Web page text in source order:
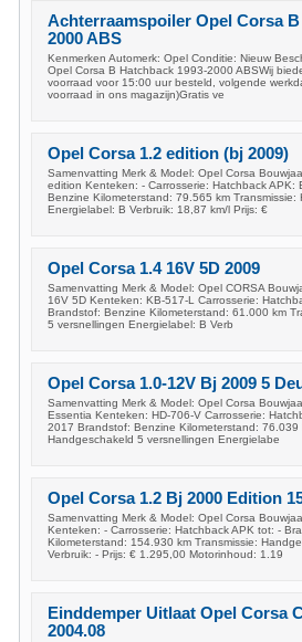
Achterraamspoiler Opel Corsa B
2000 ABS
Kenmerken Automerk: Opel Conditie: Nieuw
Opel Corsa B Hatchback 1993-2000 ABSWij
voorraad voor 15:00 uur besteld, volgende
voorraad in ons magazijn)Gratis ve
Opel Corsa 1.2 edition (bj 2009)
Samenvatting Merk & Model: Opel Corsa
edition Kenteken: - Carrosserie: Hatchback APK:
Benzine Kilometerstand: 79.565 km Transmissie:
Energielabel: B Verbruik: 18,87 km/l Prijs: €
Opel Corsa 1.4 16V 5D 2009
Samenvatting Merk & Model: Opel CORSA
16V 5D Kenteken: KB-517-L Carrosserie:
Brandstof: Benzine Kilometerstand: 61.000 km
5 versnellingen Energielabel: B Verb
Opel Corsa 1.0-12V Bj 2009 5
Samenvatting Merk & Model: Opel Corsa
Essentia Kenteken: HD-706-V Carrosserie:
2017 Brandstof: Benzine Kilometerstand: 76.039
Handgeschakeld 5 versnellingen Energielabe
Opel Corsa 1.2 Bj 2000 Edition
Samenvatting Merk & Model: Opel Corsa
Kenteken: - Carrosserie: Hatchback APK tot: -
Kilometerstand: 154.930 km Transmissie:
Verbruik: - Prijs: € 1.295,00 Motorinhoud: 1.19
Einddemper Uitlaat Opel Corsa
2004.08